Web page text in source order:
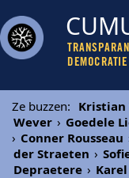
DEMOCRATIE
Ze buzzen: Kristian
Wever › Goedele
› Conner Rousseau
der Straeten ›
Depraetere ›